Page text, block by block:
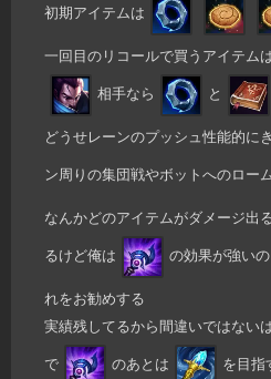
初期アイテムは
一回目のリコールで買うアイテム
相手なら
と
どうせレーンのプッシュ性能的に
ン周りの集団戦やボットへのロー
なんかどのアイテムがダメージ出
るけど俺は
の効果が強い
れをお勧めする
実績残してるから間違いではない
で
のあとは を目指